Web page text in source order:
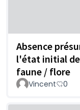
Absence
l'état initial
faune / flore
Vincent 0